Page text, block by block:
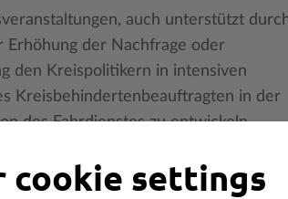
auch unterstützt
Erhöhung der Nachfrage oder
den Kreispolitikern in intensiven
Kreisbehindertenbeauftragten in der
des Fahrdienstes zu entwickeln.
ohne Personenbeförderung die
cookie settings